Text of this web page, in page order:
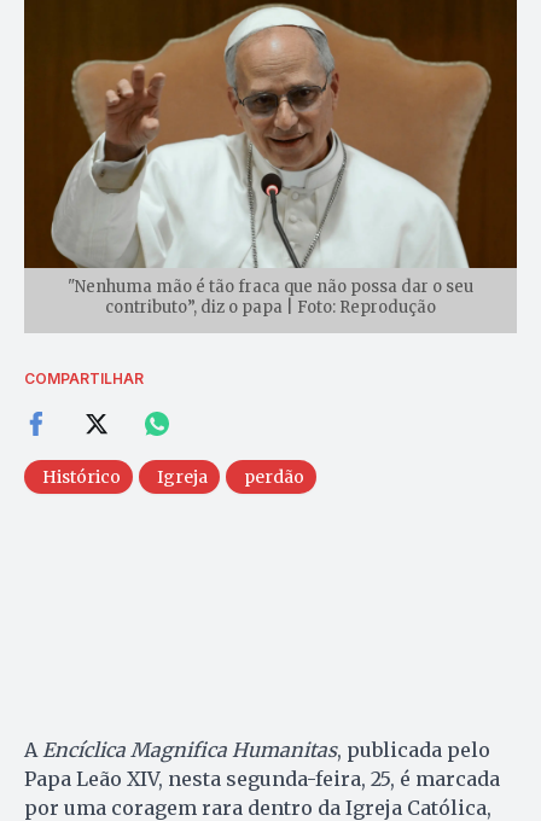
"Nenhuma mão é tão fraca que não possa dar o seu
contributo”, diz o papa | Foto: Reprodução
COMPARTILHAR
Histórico Igreja perdão
A Encíclica Magnifica Humanitas, publicada pelo
Papa Leão XIV, nesta segunda-feira, 25, é marcada
por uma coragem rara dentro da Igreja Católica,